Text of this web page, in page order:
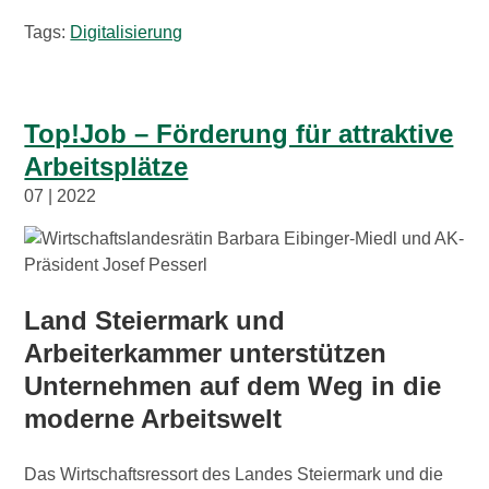
Tags: Digitalisierung
Top!Job – Förderung für attraktive
Arbeitsplätze
07 | 2022
Land Steiermark und
Arbeiterkammer unterstützen
Unternehmen auf dem Weg in die
moderne Arbeitswelt
Das Wirtschaftsressort des Landes Steiermark und die